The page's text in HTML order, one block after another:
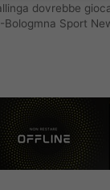
dovrebbe
Sport